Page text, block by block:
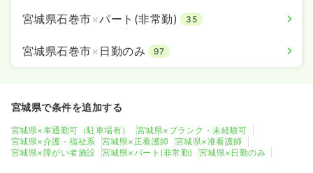
宮城県石巻市×パート(非常勤) 35
宮城県石巻市× 日勤のみ 97
宮城県で条件を追加する
宮城県×車通勤可（駐車場有）
宮城県×ブランク・未経験可
宮城県×介護・福祉系
宮城県×正看護師
宮城県×准看護師
宮城県×障がい者施設
宮城県×パート(非常勤) 宮城県×日勤のみ